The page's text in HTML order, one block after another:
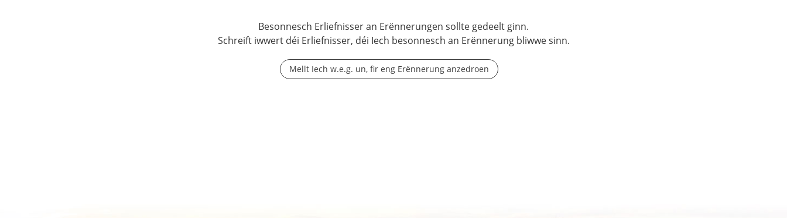
Besonnesch Erliefnisser an Erënnerungen sollte gedeelt ginn.
Schreift iwwert déi Erliefnisser, déi Iech besonnesch an Erënnerung bliwwe sinn.
Mellt Iech w.e.g. un, fir eng Erënnerung anzedroen